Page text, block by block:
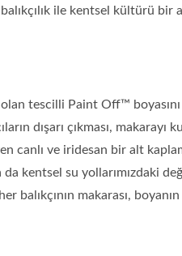
ile kentsel kültürü bir
olan tescilli Paint Off™
dışarı çıkması,
canlı ve iridesan bir alt
da kentsel su
balıkçının makarası,